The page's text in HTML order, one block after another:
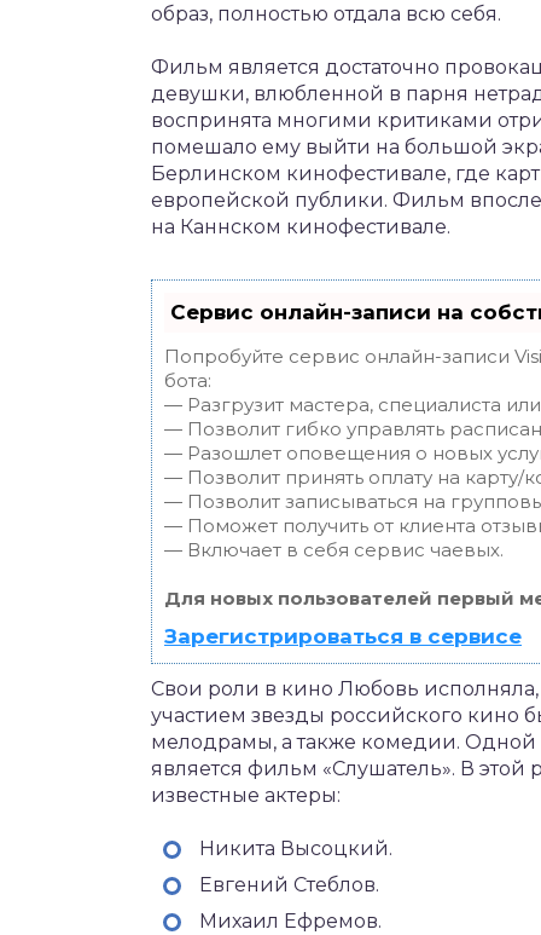
образ, полностью отдала всю себя.
Фильм является достаточно
девушки, влюбленной в парня
воспринята многими критиками
помешало ему выйти на большой
Берлинском кинофестивале, где
европейской публики. Фильм
на Каннском кинофестивале.
Сервис онлайн-записи на
Попробуйте сервис онлайн-записи
бота:
— Разгрузит мастера, специалиста
— Позволит гибко управлять
— Разошлет оповещения о новых
— Позволит принять оплату на карту/
— Позволит записываться на
— Поможет получить от клиента
— Включает в себя сервис чаевых.
Для новых пользователей первый
Зарегистрироваться в сервисе
Свои роли в кино Любовь исполняла,
участием звезды российского кино
мелодрамы, а также комедии. Одной
является фильм «Слушатель». В
известные актеры:
Никита Высоцкий.
Евгений Стеблов.
Михаил Ефремов.